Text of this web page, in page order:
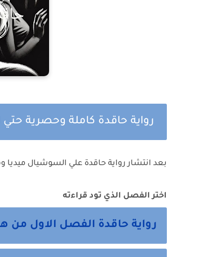
رواية حاقدة كاملة وحصرية
بعد انتشار رواية حاقدة علي السوشيال
اختر الفصل الذي تود قراءته
رواية حاقدة الفصل الاول من